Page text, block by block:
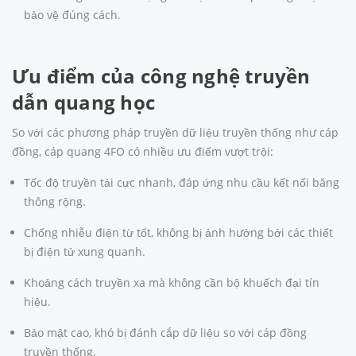
bảo vệ đúng cách.
Ưu điểm của công nghệ truyền
dẫn quang học
So với các phương pháp truyền dữ liệu truyền thống như cáp
đồng, cáp quang 4FO có nhiều ưu điểm vượt trội:
Tốc độ truyền tải cực nhanh, đáp ứng nhu cầu kết nối băng
thông rộng.
Chống nhiễu điện từ tốt, không bị ảnh hưởng bởi các thiết
bị điện tử xung quanh.
Khoảng cách truyền xa mà không cần bộ khuếch đại tín
hiệu.
Bảo mật cao, khó bị đánh cắp dữ liệu so với cáp đồng
truyền thống.